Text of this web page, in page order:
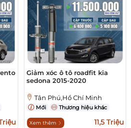
Giảm xóc ô tô roadfit kia
sedona 2015-2020
Tân Phú,Hồ Chí Minh
Mới Thương hiệu khác
Xem thêm 11,5 Triệu